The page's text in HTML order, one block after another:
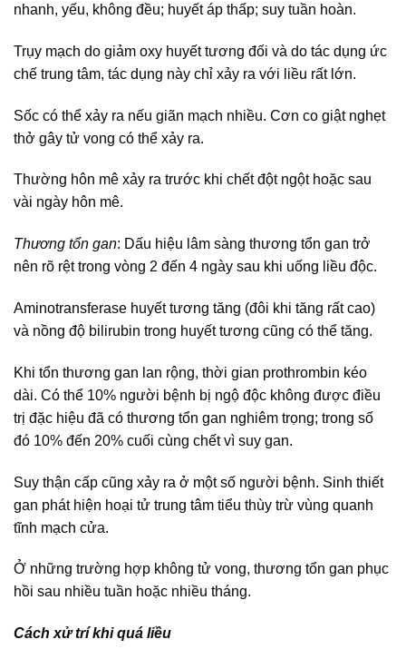
nhanh, yếu, không đều; huyết áp thấp; suy tuần hoàn.
Trụy mạch do giảm oxy huyết tương đối và do tác dụng ức
chế trung tâm, tác dụng này chỉ xảy ra với liều rất lớn.
Sốc có thể xảy ra nếu giãn mạch nhiều. Cơn co giật nghẹt
thở gây tử vong có thể xảy ra.
Thường hôn mê xảy ra trước khi chết đột ngột hoặc sau
vài ngày hôn mê.
Thương tổn gan: Dấu hiệu lâm sàng thương tổn gan trở
nên rõ rệt trong vòng 2 đến 4 ngày sau khi uống liều độc.
Aminotransferase huyết tương tăng (đôi khi tăng rất cao)
và nồng độ bilirubin trong huyết tương cũng có thể tăng.
Khi tổn thương gan lan rộng, thời gian prothrombin kéo
dài. Có thể 10% người bệnh bị ngộ độc không được điều
trị đặc hiệu đã có thương tổn gan nghiêm trọng; trong số
đó 10% đến 20% cuối cùng chết vì suy gan.
Suy thận cấp cũng xảy ra ở một số người bệnh. Sinh thiết
gan phát hiện hoại tử trung tâm tiểu thùy trừ vùng quanh
tĩnh mạch cửa.
Ở những trường hợp không tử vong, thương tổn gan phục
hồi sau nhiều tuần hoặc nhiều tháng.
Cách xử trí khi quá liều